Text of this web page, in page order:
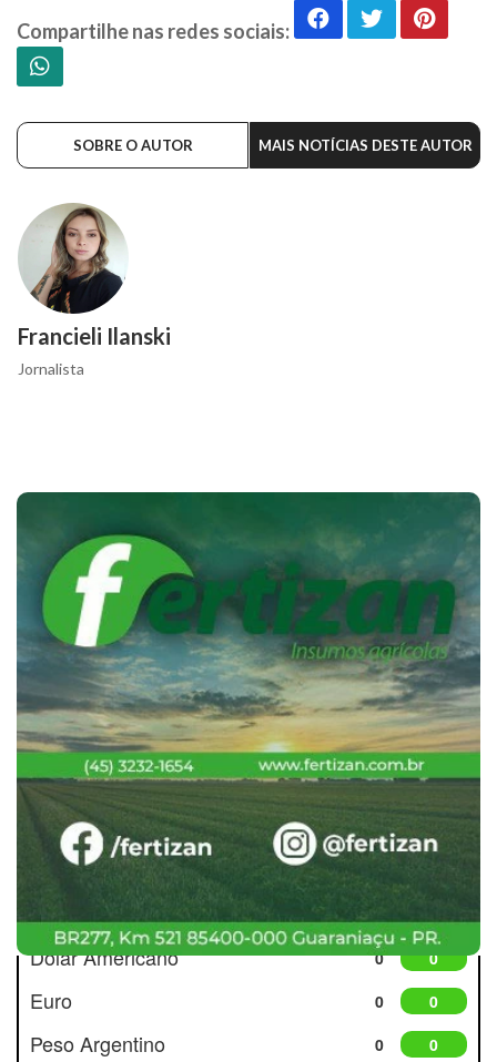
Compartilhe nas redes sociais:
SOBRE O AUTOR MAIS NOTÍCIAS DESTE AUTOR
Francieli Ilanski
Jornalista
Cotações
Dólar Americano 0 0
Euro 0 0
Peso Argentino 0 0